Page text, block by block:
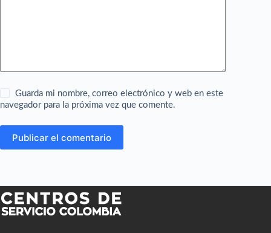
Guarda mi nombre, correo electrónico y web en este
navegador para la próxima vez que comente.
Publicar el comentario